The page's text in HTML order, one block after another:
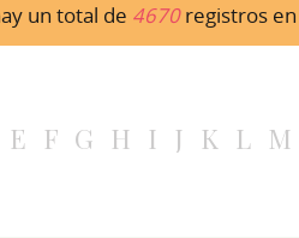
un total de 4670registros en
E F G H I J K L M